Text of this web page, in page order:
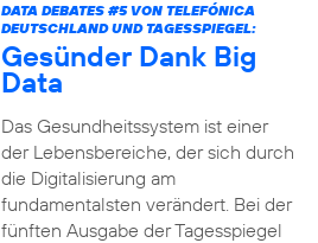
DATA DEBATES #5VON TELEFÓNICA
DEUTSCHLAND UND TAGESSPIEGEL:
Gesünder Dank Big
Data
Das Gesundheitssystem ist einer
der Lebensbereiche, der sich durch
die Digitalisierung am
fundamentalsten verändert. Bei der
fünften Ausgabe der Tagesspiegel